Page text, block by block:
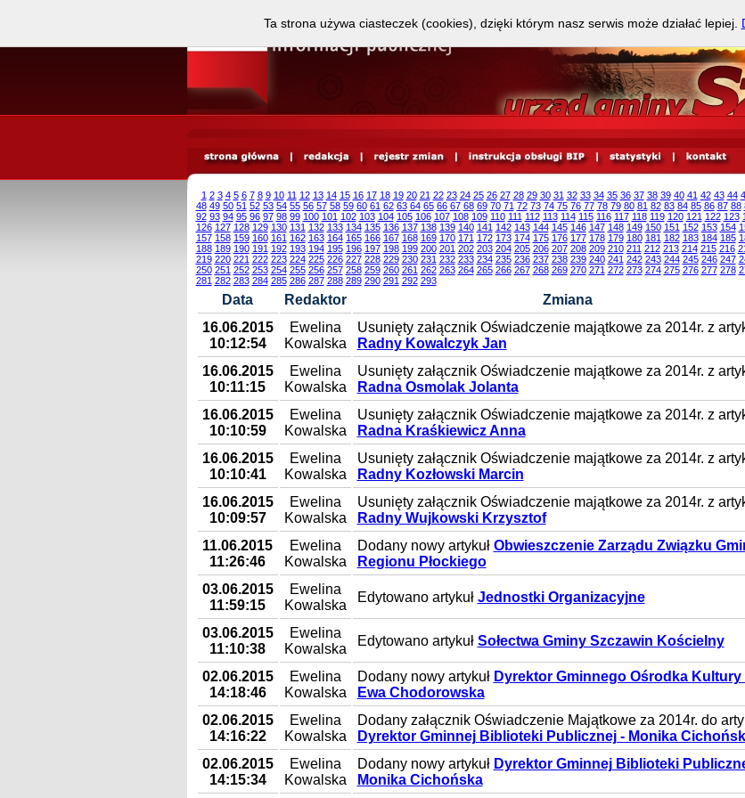
1 2 3 4 5 6 7 8 9 10 11 12 13 14 15 16 17 18 19 20 21 22 23 24 25 26 27 28 29 30 31 32 33 34 35 36 37 38 39 40 41 42 43 44
48 49 50 51 52 53 54 55 56 57 58 59 60 61 62 63 64 65 66 67 68 69 70 71 72 73 74 75 76 77 78 79 80 81 82 83 84 85 86 87 88
92 93 94 95 96 97 98 99 100 101 102 103 104 105 106 107 108 109 110 111 112 113 114 115 116 117 118 119 120 121 122 123
126 127 128 129 130 131 132 133 134 135 136 137 138 139 140 141 142 143 144 145 146 147 148 149 150 151 152 153 154
157 158 159 160 161 162 163 164 165 166 167 168 169 170 171 172 173 174 175 176 177 178 179 180 181 182 183 184 185
188 189 190 191 192 193 194 195 196 197 198 199 200 201 202 203 204 205 206 207 208 209 210 211 212 213 214 215 216
219 220 221 222 223 224 225 226 227 228 229 230 231 232 233 234 235 236 237 238 239 240 241 242 243 244 245 246 247
250 251 252 253 254 255 256 257 258 259 260 261 262 263 264 265 266 267 268 269 270 271 272 273 274 275 276 277 278
281 282 283 284 285 286 287 288 289 290 291 292 293
Data Redaktor
Zmiana
16.06.2015
10:12:54
Ewelina
Kowalska
Usunięty załącznik Oświadczenie majątkowe za 2014r. z
Radny Kowalczyk Jan
16.06.2015
10:11:15
Ewelina
Kowalska
Usunięty załącznik Oświadczenie majątkowe za 2014r. z
Radna Osmolak Jolanta
16.06.2015
10:10:59
Ewelina
Kowalska
Usunięty załącznik Oświadczenie majątkowe za 2014r. z
Radna Kraśkiewicz Anna
16.06.2015
10:10:41
Ewelina
Kowalska
Usunięty załącznik Oświadczenie majątkowe za 2014r. z
Radny Kozłowski Marcin
16.06.2015
10:09:57
Ewelina
Kowalska
Usunięty załącznik Oświadczenie majątkowe za 2014r. z
Radny Wujkowski Krzysztof
11.06.2015
11:26:46
Ewelina
Kowalska
Dodany nowy artykuł Obwieszczenie Zarządu Związku
Regionu Płockiego
03.06.2015
11:59:15
Ewelina
Kowalska
Edytowano artykuł Jednostki Organizacyjne
03.06.2015
11:10:38
Ewelina
Kowalska
Edytowano artykuł Sołectwa Gminy Szczawin Kościelny
02.06.2015
14:18:46
Ewelina
Kowalska
Dodany nowy artykuł Dyrektor Gminnego Ośrodka Kultury
Ewa Chodorowska
02.06.2015
14:16:22
Ewelina
Kowalska
Dodany załącznik Oświadczenie Majątkowe za 2014r. do
Dyrektor Gminnej Biblioteki Publicznej - Monika
02.06.2015
14:15:34
Ewelina
Kowalska
Dodany nowy artykuł Dyrektor Gminnej Biblioteki
Monika Cichońska
Ta strona używa ciasteczek (cookies), dzięki którym nasz serwis może działać lepiej.